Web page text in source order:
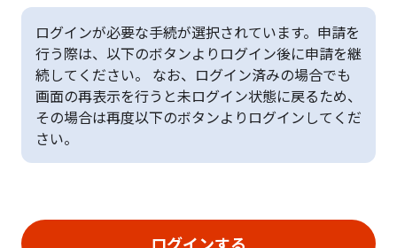
ログインが必要な手続が選択されています。申請を
行う際は、以下のボタンよりログイン後に申請を継
続してください。 なお、ログイン済みの場合でも
画面の再表示を行うと未ログイン状態に戻るため、
その場合は再度以下のボタンよりログインしてくだ
さい。